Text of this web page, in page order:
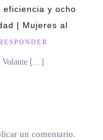
y ocho
| Mujeres al
Volante […]
un comentario.